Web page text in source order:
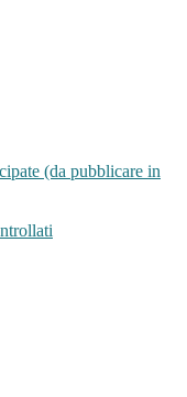
(da pubblicare in